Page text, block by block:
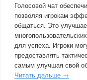
Голосовой чат
позволяя игрокам
общаться. Это
для успеха. Игроки
предоставлять
самым улучшая свой
Читать дальше →